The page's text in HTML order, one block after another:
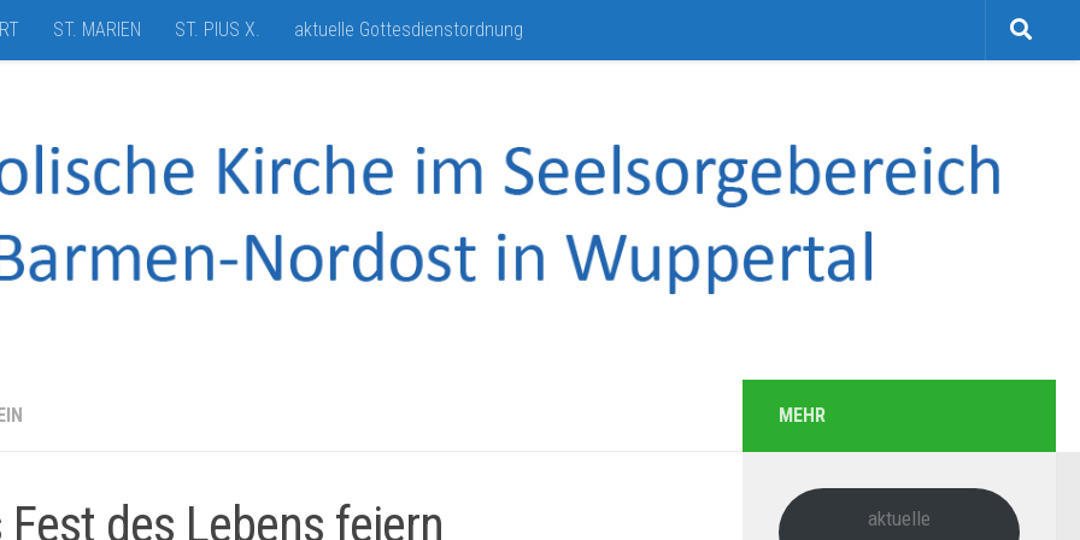
ST. MARIEN ST. PIUS X. aktuelle Gottesdienstordnung
Fest des Lebens feiern
MEHR
aktuelle